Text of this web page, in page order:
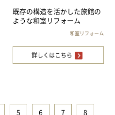
既存の構造を活かした旅館の
ような和室リフォーム
和室リフォーム
詳しくはこちら
5 6 7 8